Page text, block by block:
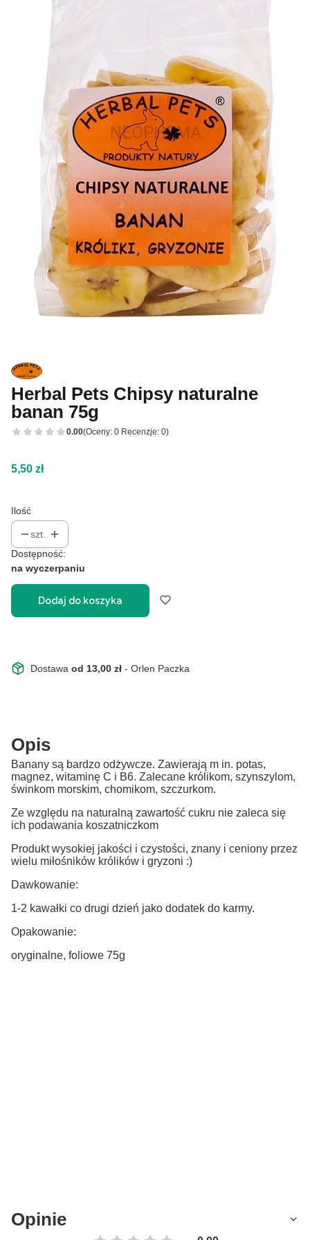
Herbal Pets Chipsy naturalne
banan 75g
0.00(Oceny: 0 Recenzje: 0)
Cena
5,50 zł
Ilość
szt.
Dostępność:
na wyczerpaniu
Dodaj do koszyka
Dostawa od 13,00 zł - Orlen Paczka
Opis
Banany są bardzo odżywcze. Zawierają m in. potas,
magnez, witaminę C i B6. Zalecane królikom, szynszylom,
świnkom morskim, chomikom, szczurkom.
Ze względu na naturalną zawartość cukru nie zaleca się
ich podawania koszatniczkom
Produkt wysokiej jakości i czystości, znany i ceniony przez
wielu miłośników królików i gryzoni :)
Dawkowanie:
1-2 kawałki co drugi dzień jako dodatek do karmy.
Opakowanie:
oryginalne, foliowe 75g
Opinie